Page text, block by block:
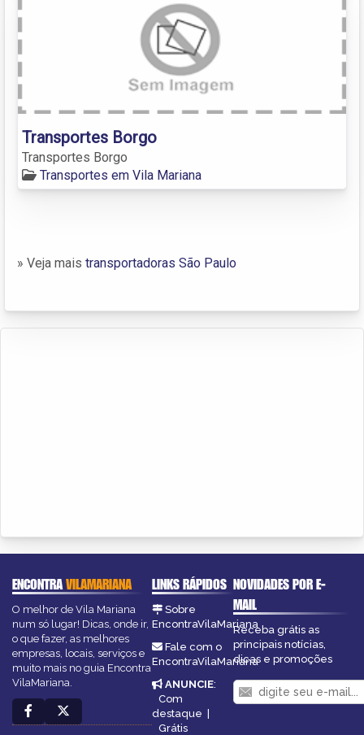
Transportes Borgo
Transportes Borgo
Transportes em Vila Mariana
» Veja mais transportadoras São Paulo
ENCONTRAVILAMARIANA
O melhor de Vila Mariana
num só lugar! Dicas, onde ir,
o que fazer, as melhores
empresas, locais, serviços e
muito mais no guia Encontra
VilaMariana.
LINKS RÁPIDOS
Sobre
EncontraVilaMariana
Fale com o
EncontraVilaMariana
ANUNCIE:
Com
destaque |
Grátis
NOVIDADES POR E-
MAIL
Receba grátis as
principais notícias,
dicas e promoções